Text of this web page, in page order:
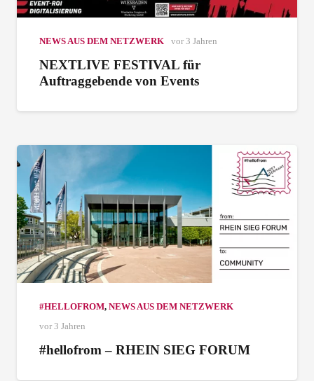
NEWS AUS DEM NETZWERK vor 3 Jahren
NEXTLIVE FESTIVAL für
Auftraggebende von Events
#HELLOFROM, NEWS AUS DEM NETZWERK
vor 3 Jahren
#hellofrom – RHEIN SIEG FORUM